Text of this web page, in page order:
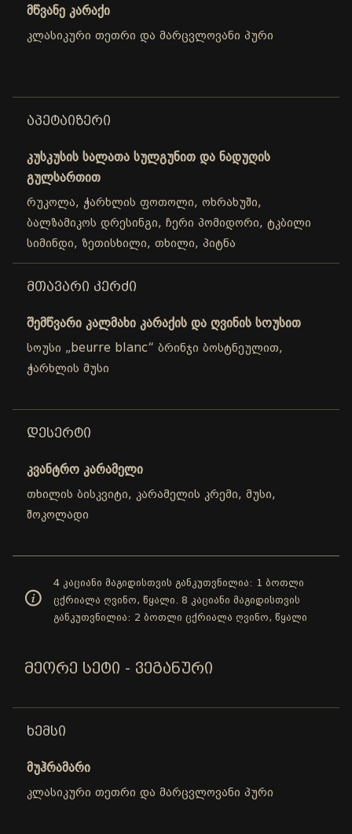
მწვანე კარაქი
კლასიკური თეთრი და მარცვლოვანი პური
ᲐᲞᲔᲢᲐᲘᲖᲔᲠᲘ
კუსკუსის სალათა სულგუნით და ნადუღის
გულსართით
რუკოლა, ჭარხლის ფოთოლი, ოხრახუში,
ბალზამიკოს დრესინგი, ჩერი პომიდორი, ტკბილი
სიმინდი, ზეთისხილი, თხილი, პიტნა
ᲛᲗᲐᲕᲐᲠᲘ ᲙᲔᲠᲫᲘ
შემწვარი კალმახი კარაქის და ღვინის სოუსით
სოუსი „beurre blanc“ ბრინჯი ბოსტნეულით,
ჭარხლის მუსი
ᲓᲔᲡᲔᲠᲢᲘ
კვანტრო კარამელი
თხილის ბისკვიტი, კარამელის კრემი, მუსი,
შოკოლადი
4 კაციანი მაგიდისთვის განკუთვნილია: 1 ბოთლი
ცქრიალა ღვინო, წყალი. 8 კაციანი მაგიდისთვის
განკუთვნილია: 2 ბოთლი ცქრიალა ღვინო, წყალი
ᲛᲔᲝᲠᲔ ᲡᲔᲢᲘ - ᲕᲔᲒᲐᲜᲣᲠᲘ
ᲮᲔᲛᲡᲘ
მუჰრამარი
კლასიკური თეთრი და მარცვლოვანი პური